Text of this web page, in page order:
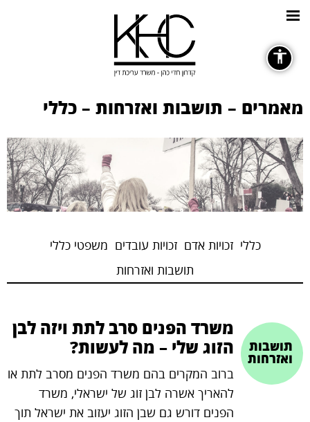
כללי
remove_circle_outline
Decrease font
brightness_high
ניגודיות בהירה
קישורים
מאמרים – תושבות ואזרחות – כללי
כללי זכויות אדם זכויות עובדים משפטי כללי
תושבות ואזרחות
משרד הפנים סרב לתת ויזה לבן
הזוג שלי – מה לעשות?
ברוב המקרים בהם משרד הפנים מסרב לתת או
להאריך אשרה לבן זוג של ישראלי, משרד
הפנים דורש גם שבן הזוג יעזוב את ישראל תוך
תושבות
ואזרחות